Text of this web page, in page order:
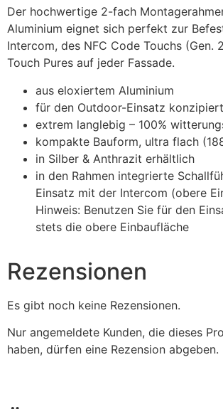
Der hochwertige 2-fach
Aluminium eignet sich perfekt zur
Intercom, des NFC Code Touchs (Gen.
Touch Pures auf jeder Fassade.
aus eloxiertem Aluminium
für den Outdoor-Einsatz konzipiert
extrem langlebig – 100%
kompakte Bauform, ultra flach
in Silber & Anthrazit erhältlich
in den Rahmen integrierte
Einsatz mit der Intercom (obere
Hinweis: Benutzen Sie für den
stets die obere Einbaufläche
Rezensionen
Es gibt noch keine Rezensionen.
Nur angemeldete Kunden, die dieses
haben, dürfen eine Rezension abgeben.